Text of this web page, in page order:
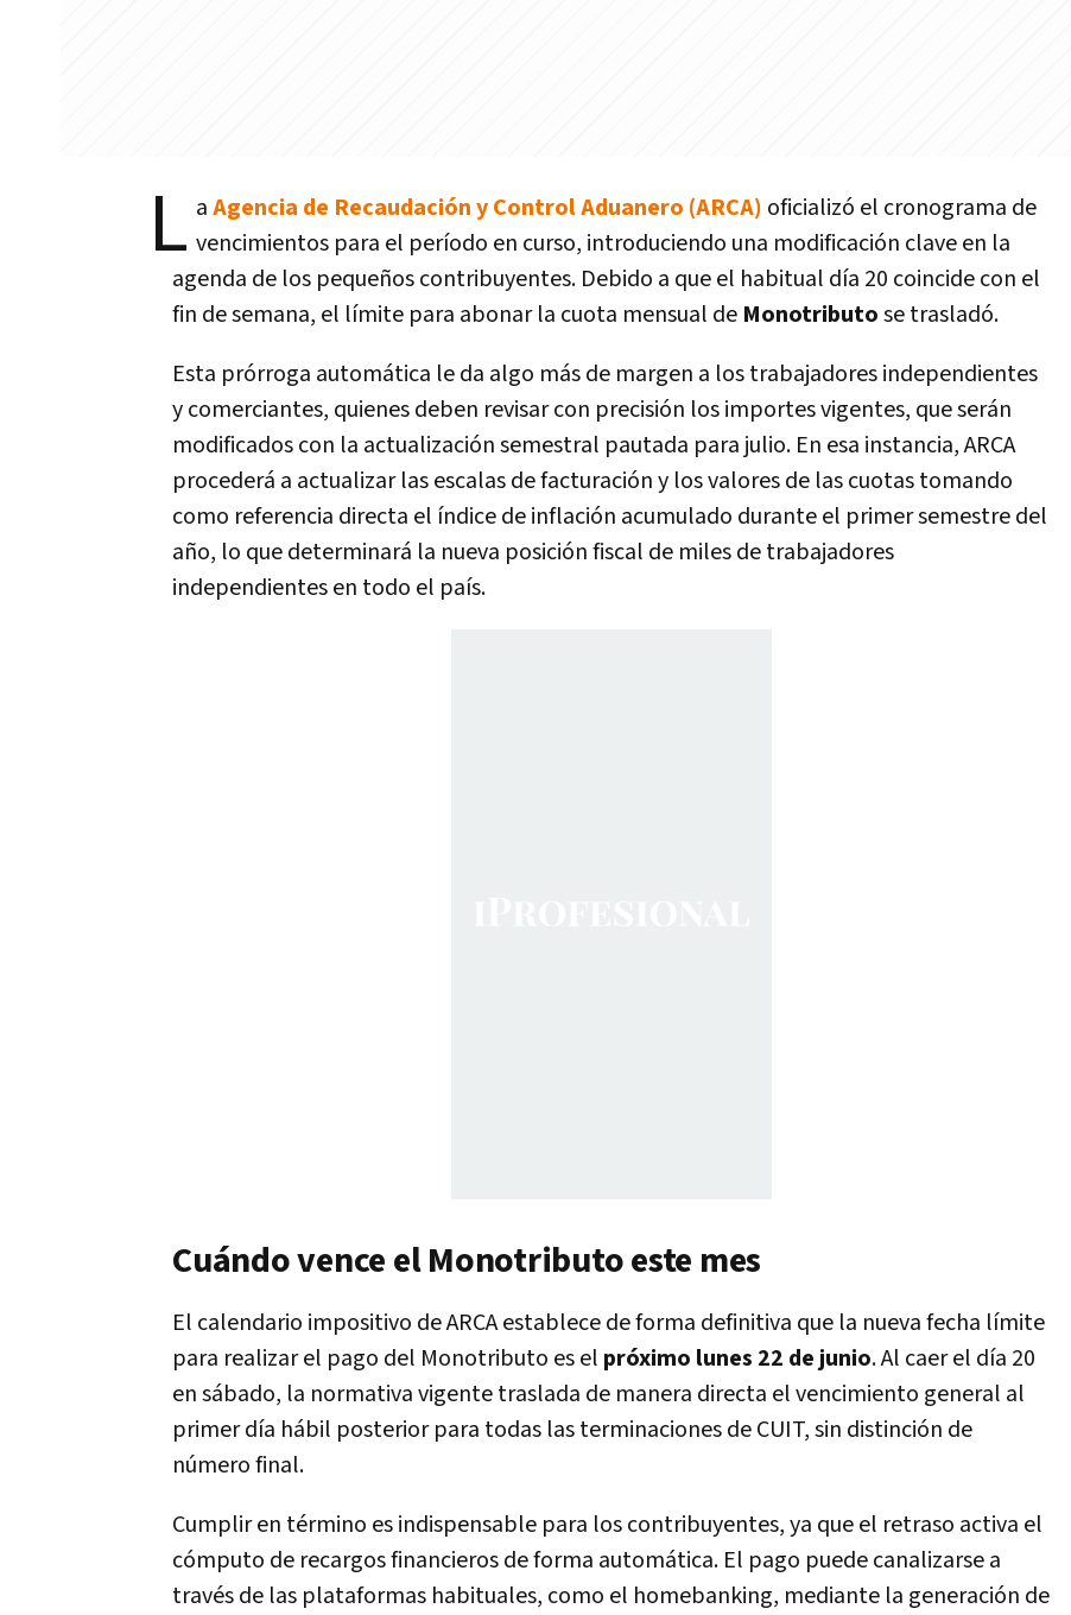
L aAgencia de Recaudación y Control Aduanero (ARCA) oficializó el cronograma de
vencimientos para el período en curso, introduciendo una modificación clave en la
agenda de los pequeños contribuyentes. Debido a que el habitual día 20 coincide con el
fin de semana, el límite para abonar la cuota mensual de Monotributose trasladó.
Esta prórroga automática le da algo más de margen a los trabajadores independientes
y comerciantes, quienes deben revisar con precisión los importes vigentes, que serán
modificados con la actualización semestral pautada para julio. En esa instancia, ARCA
procederá a actualizar las escalas de facturación y los valores de las cuotas tomando
como referencia directa el índice de inflación acumulado durante el primer semestre del
año, lo que determinará la nueva posición fiscal de miles de trabajadores
independientes en todo el país.
Cuándo vence el Monotributo este mes
El calendario impositivo de ARCA establece de forma definitiva que la nueva fecha límite
para realizar el pago del Monotributo es el próximo lunes 22 de junio. Al caer el día 20
en sábado, la normativa vigente traslada de manera directa el vencimiento general al
primer día hábil posterior para todas las terminaciones de CUIT, sin distinción de
número final.
Cumplir en término es indispensable para los contribuyentes, ya que el retraso activa el
cómputo de recargos financieros de forma automática. El pago puede canalizarse a
través de las plataformas habituales, como el homebanking, mediante la generación de